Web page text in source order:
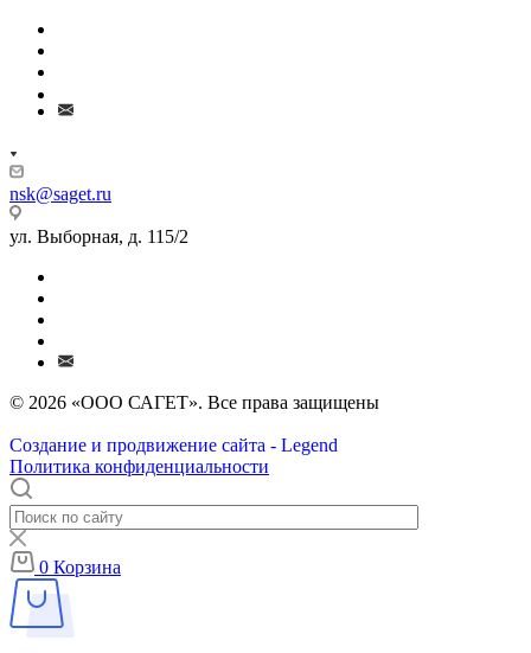
nsk@saget.ru
ул. Выборная, д. 115/2
© 2026 «ООО САГЕТ». Все права защищены
Создание и продвижение сайта - Legend
Политика конфиденциальности
0 Корзина